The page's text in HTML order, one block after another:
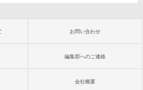
お問い合わせ
編集部へのご連絡
会社概要